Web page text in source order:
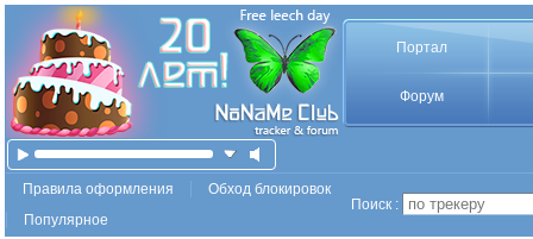
Портал
Форум
Правила оформления
Обход блокировок
Популярное
Поиск :